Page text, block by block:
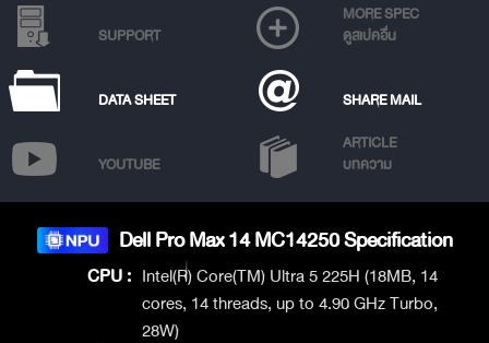
SUPPORT
MORE SPEC
ดูสเปคอื่น
DATA SHEET SHARE MAIL
YOUTUBE
ARTICLE
บทความ
Dell Pro Max 14 MC14250 Specification
CPU : Intel(R) Core(TM) Ultra 5 225H (18MB, 14
cores, 14 threads, up to 4.90 GHz Turbo,
28W)